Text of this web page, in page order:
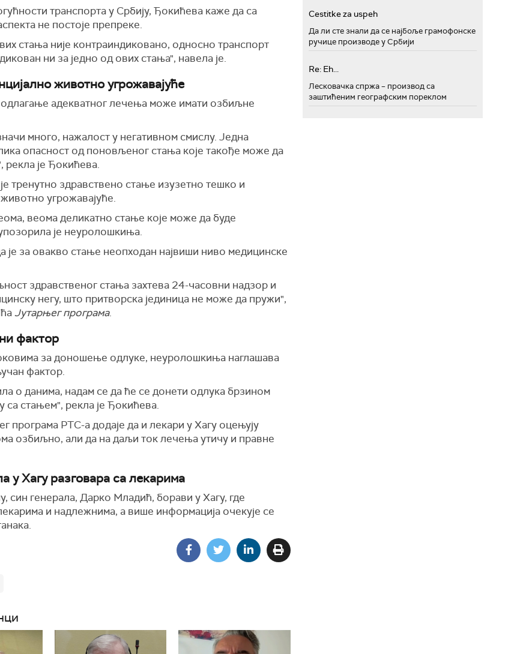
транспорта у Србију, Ђокићева каже да са
не постоје препреке.
стања није контраиндиковано, односно транспорт
ни за једно од ових стања", навела је.
животно угрожавајуће
адекватног лечења може имати озбиљне
много, нажалост у негативном смислу. Једна
опасност од поновљеног стања које такође може да
рекла је Ђокићева.
тренутно здравствено стање изузетно тешко и
угрожавајуће.
веома деликатно стање које може да буде
је неуролошкиња.
је за овакво стање неопходан највиши ниво медицинске
здравственог стања захтева 24-часовни надзор и
негу, што притворска јединица не може да пружи",
Јутарњег програма.
фактор
за доношење одлуке, неуролошкиња наглашава
фактор.
о данима, надам се да ће се донети одлука брзином
са стањем", рекла је Ђокићева.
програма РТС-а додаје да и лекари у Хагу оцењују
озбиљно, али да на даљи ток лечења утичу и правне
у Хагу разговара са лекарима
син генерала, Дарко Младић, борави у Хагу, где
и надлежнима, а више информација очекује се
Cestitke za uspeh
Да ли сте знали да се најбоље грамофонске
ручице производе у Србији
Re: Eh...
Лесковачка спржа – производ са
заштићеним географским пореклом